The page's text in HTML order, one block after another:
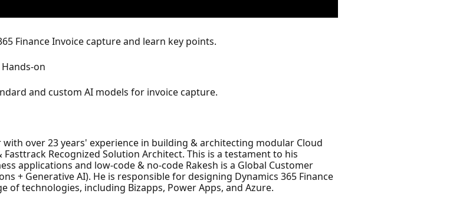
Finance Invoice capture and learn key points.
on
and custom AI models for invoice capture.
over 23 years' experience in building & architecting modular Cloud
Recognized Solution Architect. This is a testament to his
applications and low-code & no-code Rakesh is a Global Customer
+ Generative AI). He is responsible for designing Dynamics 365 Finance
of technologies, including Bizapps, Power Apps, and Azure.